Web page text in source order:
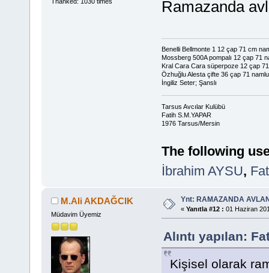
Ramazanda
Benelli Bellmonte 1 12 çap 71 cm
Mossberg 500A pompalı 12 çap 71
Kral Cara Cara süperpoze 12 çap
Özhuğlu Alesta çifte 36 çap 71 namlu
İngiliz Seter; Şanslı
Tarsus Avcılar Kulübü
Fatih S.M.YAPAR
1976 Tarsus/Mersin
The following
İbrahim AYSU,
M.Ali AKDAĞCIK
Müdavim Üyemiz
Ynt: RAMAZANDA
« Yanıtla #12 : 01 Haziran
Alıntı yapılan:
Kişisel olarak